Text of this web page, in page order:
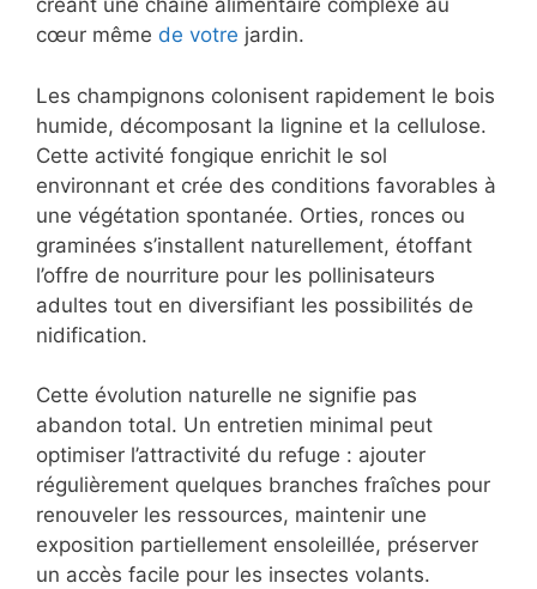
créant une chaîne alimentaire complexe au
cœur même de votre jardin.
Les champignons colonisent rapidement le bois
humide, décomposant la lignine et la cellulose.
Cette activité fongique enrichit le sol
environnant et crée des conditions favorables à
une végétation spontanée. Orties, ronces ou
graminées s’installent naturellement, étoffant
l’offre de nourriture pour les pollinisateurs
adultes tout en diversifiant les possibilités de
nidification.
Cette évolution naturelle ne signifie pas
abandon total. Un entretien minimal peut
optimiser l’attractivité du refuge : ajouter
régulièrement quelques branches fraîches pour
renouveler les ressources, maintenir une
exposition partiellement ensoleillée, préserver
un accès facile pour les insectes volants.